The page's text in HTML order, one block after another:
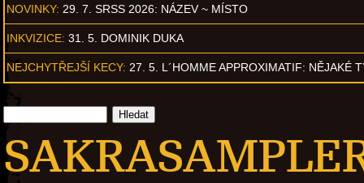
NOVINKY: 29. 7. SRSS 2026: NÁZEV ~ MÍSTO
INKVIZICE: 31. 5. DOMINIK DUKA
NEJCHYTŘEJŠÍ KECY: 27. 5. L´HOMME APPROXIMATIF: NĚJAKÉ